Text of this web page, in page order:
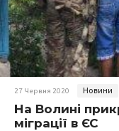
27 Червня 2020 Новини
На Волині
міграції в ЄС